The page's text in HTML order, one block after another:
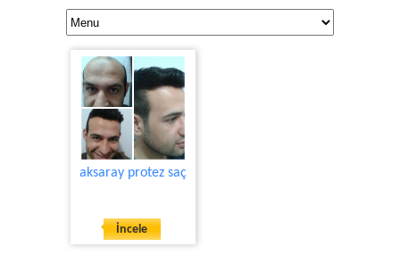
aksaray protez saç
İncele